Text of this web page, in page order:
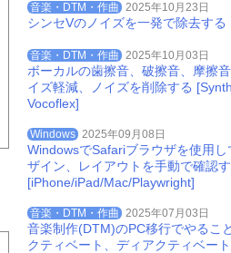
音楽・DTM・作曲 2025年10月23日
シンセVのノイズを一発で除去する
音楽・DTM・作曲 2025年10月03日
ボーカルの歯擦音、破擦音、摩擦
イズ軽減、ノイズを削除する
Vocoflex]
Windows 2025年09月08日
WindowsでSafariブラウザを使用
ザイン、レイアウトを手動で確認
[iPhone/iPad/Mac/Playwright]
音楽・DTM・作曲 2025年07月03日
音楽制作(DTM)のPC移行でやるこ
クティベート、ディアクティベー